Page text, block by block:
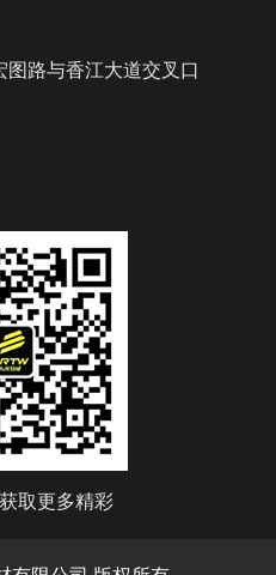
路与香江大道交叉口
取更多精彩